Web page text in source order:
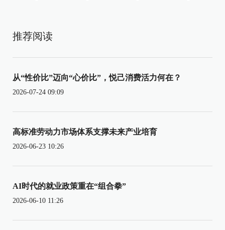
推荐阅读
从“性价比”迈向“心价比”，悦己消费活力何在？
2026-07-24 09:09
高标准劳动力市场体系支撑未来产业培育
2026-06-23 10:26
AI时代的就业政策重在“组合拳”
2026-06-10 11:26